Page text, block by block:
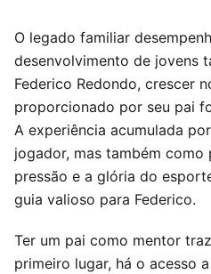
O legado familiar
desenvolvimento de jovens
Federico Redondo, crescer
proporcionado por seu pai
A experiência acumulada
jogador, mas também como
pressão e a glória do
guia valioso para Federico.
Ter um pai como mentor
primeiro lugar, há o acesso